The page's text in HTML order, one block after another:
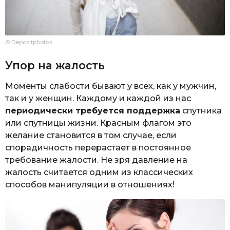
© Depositphotos
Упор на жалость
Моменты слабости бывают у всех, как у мужчин,
так и у женщин. Каждому и каждой из нас
периодически требуется поддержка спутника
или спутницы жизни. Красным флагом это
желание становится в том случае, если
спорадичность перерастает в постоянное
требование жалости. Не зря давление на
жалость считается одним из классических
способов манипуляции в отношениях!